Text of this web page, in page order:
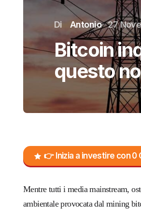
Di Antonio 27
Bitcoin
questo
👉 Inizia a investire con
Mentre tutti i media mainstream,
ambientale provocata dal mining